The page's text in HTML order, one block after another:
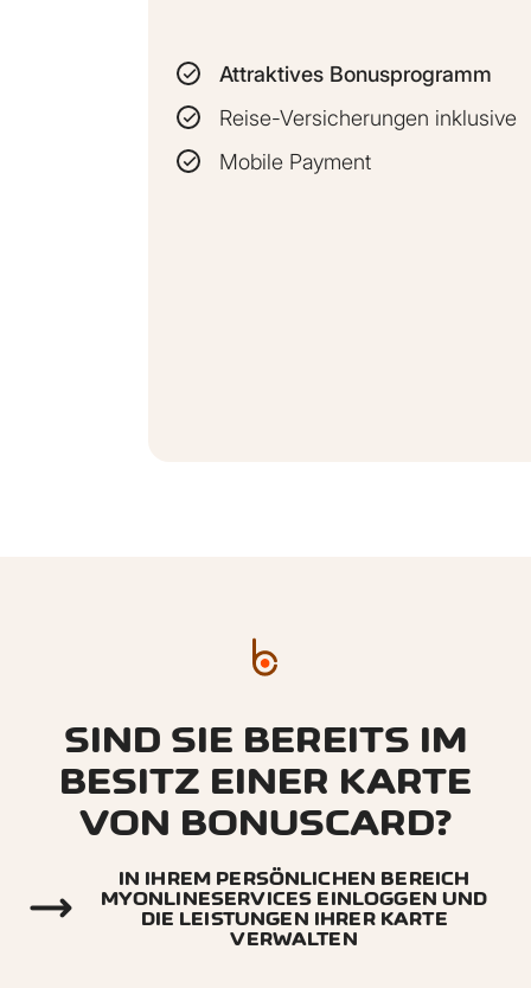
Attraktives Bonusprogramm
Reise-Versicherungen inklusive
Mobile Payment
SIND SIE BEREITS IM
BESITZ EINER KARTE
VON BONUSCARD?
IN IHREM PERSÖNLICHEN BEREICH
MYONLINESERVICES EINLOGGEN UND
DIE LEISTUNGEN IHRER KARTE
VERWALTEN